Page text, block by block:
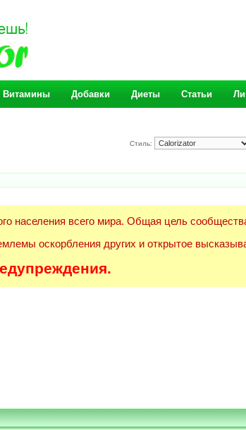
Витамины Добавки Диеты Статьи
Стиль:
населения всего мира. Общая цель
оскорбления других и открытое